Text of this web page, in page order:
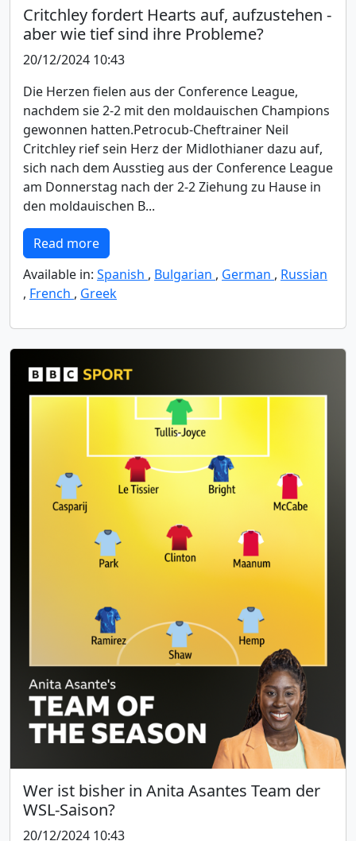
Critchley fordert Hearts auf, aufzustehen -
aber wie tief sind ihre Probleme?
20/12/2024 10:43
Die Herzen fielen aus der Conference League,
nachdem sie 2-2 mit den moldauischen Champions
gewonnen hatten.Petrocub-Cheftrainer Neil
Critchley rief sein Herz der Midlothianer dazu auf,
sich nach dem Ausstieg aus der Conference League
am Donnerstag nach der 2-2 Ziehung zu Hause in
den moldauischen B...
Read more
Available in: Spanish , Bulgarian , German , Russian
, French , Greek
Wer ist bisher in Anita Asantes Team der
WSL-Saison?
20/12/2024 10:43